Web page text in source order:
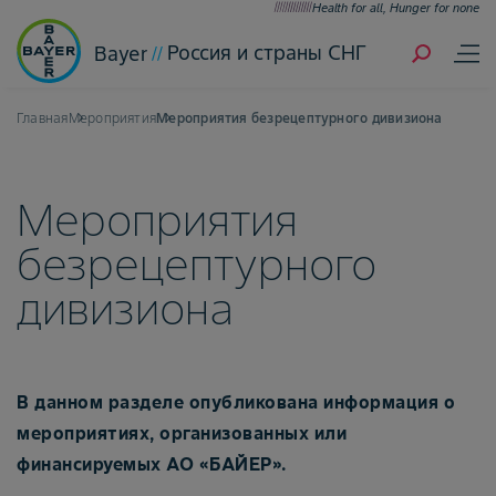
Health for all, Hunger for none
Bayer Россия и страны СНГ
ГлавнаяМероприятияМероприятия безрецептурного дивизиона
Мероприятия
безрецептурного
дивизиона
В данном разделе опубликована информация о
мероприятиях, организованных или
финансируемых АО «БАЙЕР».